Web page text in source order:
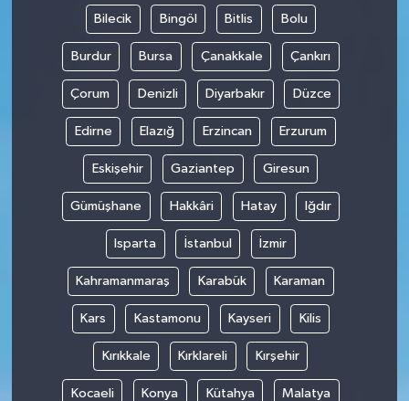
Bilecik Bingöl Bitlis Bolu
Burdur Bursa Çanakkale Çankırı
Çorum Denizli Diyarbakır Düzce
Edirne Elazığ Erzincan Erzurum
Eskişehir Gaziantep Giresun
Gümüşhane Hakkâri Hatay Iğdır
Isparta İstanbul İzmir
Kahramanmaraş Karabük Karaman
Kars Kastamonu Kayseri Kilis
Kırıkkale Kırklareli Kırşehir
Kocaeli Konya Kütahya Malatya